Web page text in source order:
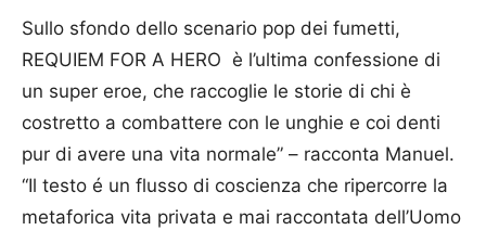
Sullo sfondo dello scenario pop dei fumetti,
REQUIEM FOR A HERO ​ è l’ultima confessione di
un super eroe, che raccoglie le storie di chi è
costretto a combattere con le unghie e coi denti
pur di avere una vita normale” – racconta Manuel.
“Il testo é un flusso di coscienza che ripercorre la
metaforica vita privata e mai raccontata dell’Uomo